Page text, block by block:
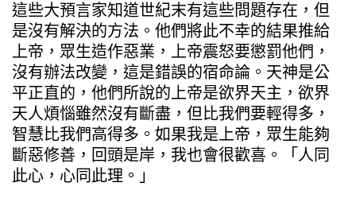
這些大預言家知道世紀末有這些問題存在，但
是沒有解決的方法。他們將此不幸的結果推給
上帝，眾生造作惡業，上帝震怒要懲罰他們，
沒有辦法改變，這是錯誤的宿命論。天神是公
平正直的，他們所說的上帝是欲界天主，欲界
天人煩惱雖然沒有斷盡，但比我們要輕得多，
智慧比我們高得多。如果我是上帝，眾生能夠
斷惡修善，回頭是岸，我也會很歡喜。「人同
此心，心同此理。」